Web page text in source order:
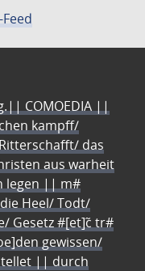
Feed
COMOEDIA ||
kampff/
das
aus warheit
legen || m#
Heel/ Todt/
Gesetz #[et]c̃ tr#
gewissen/
|| durch